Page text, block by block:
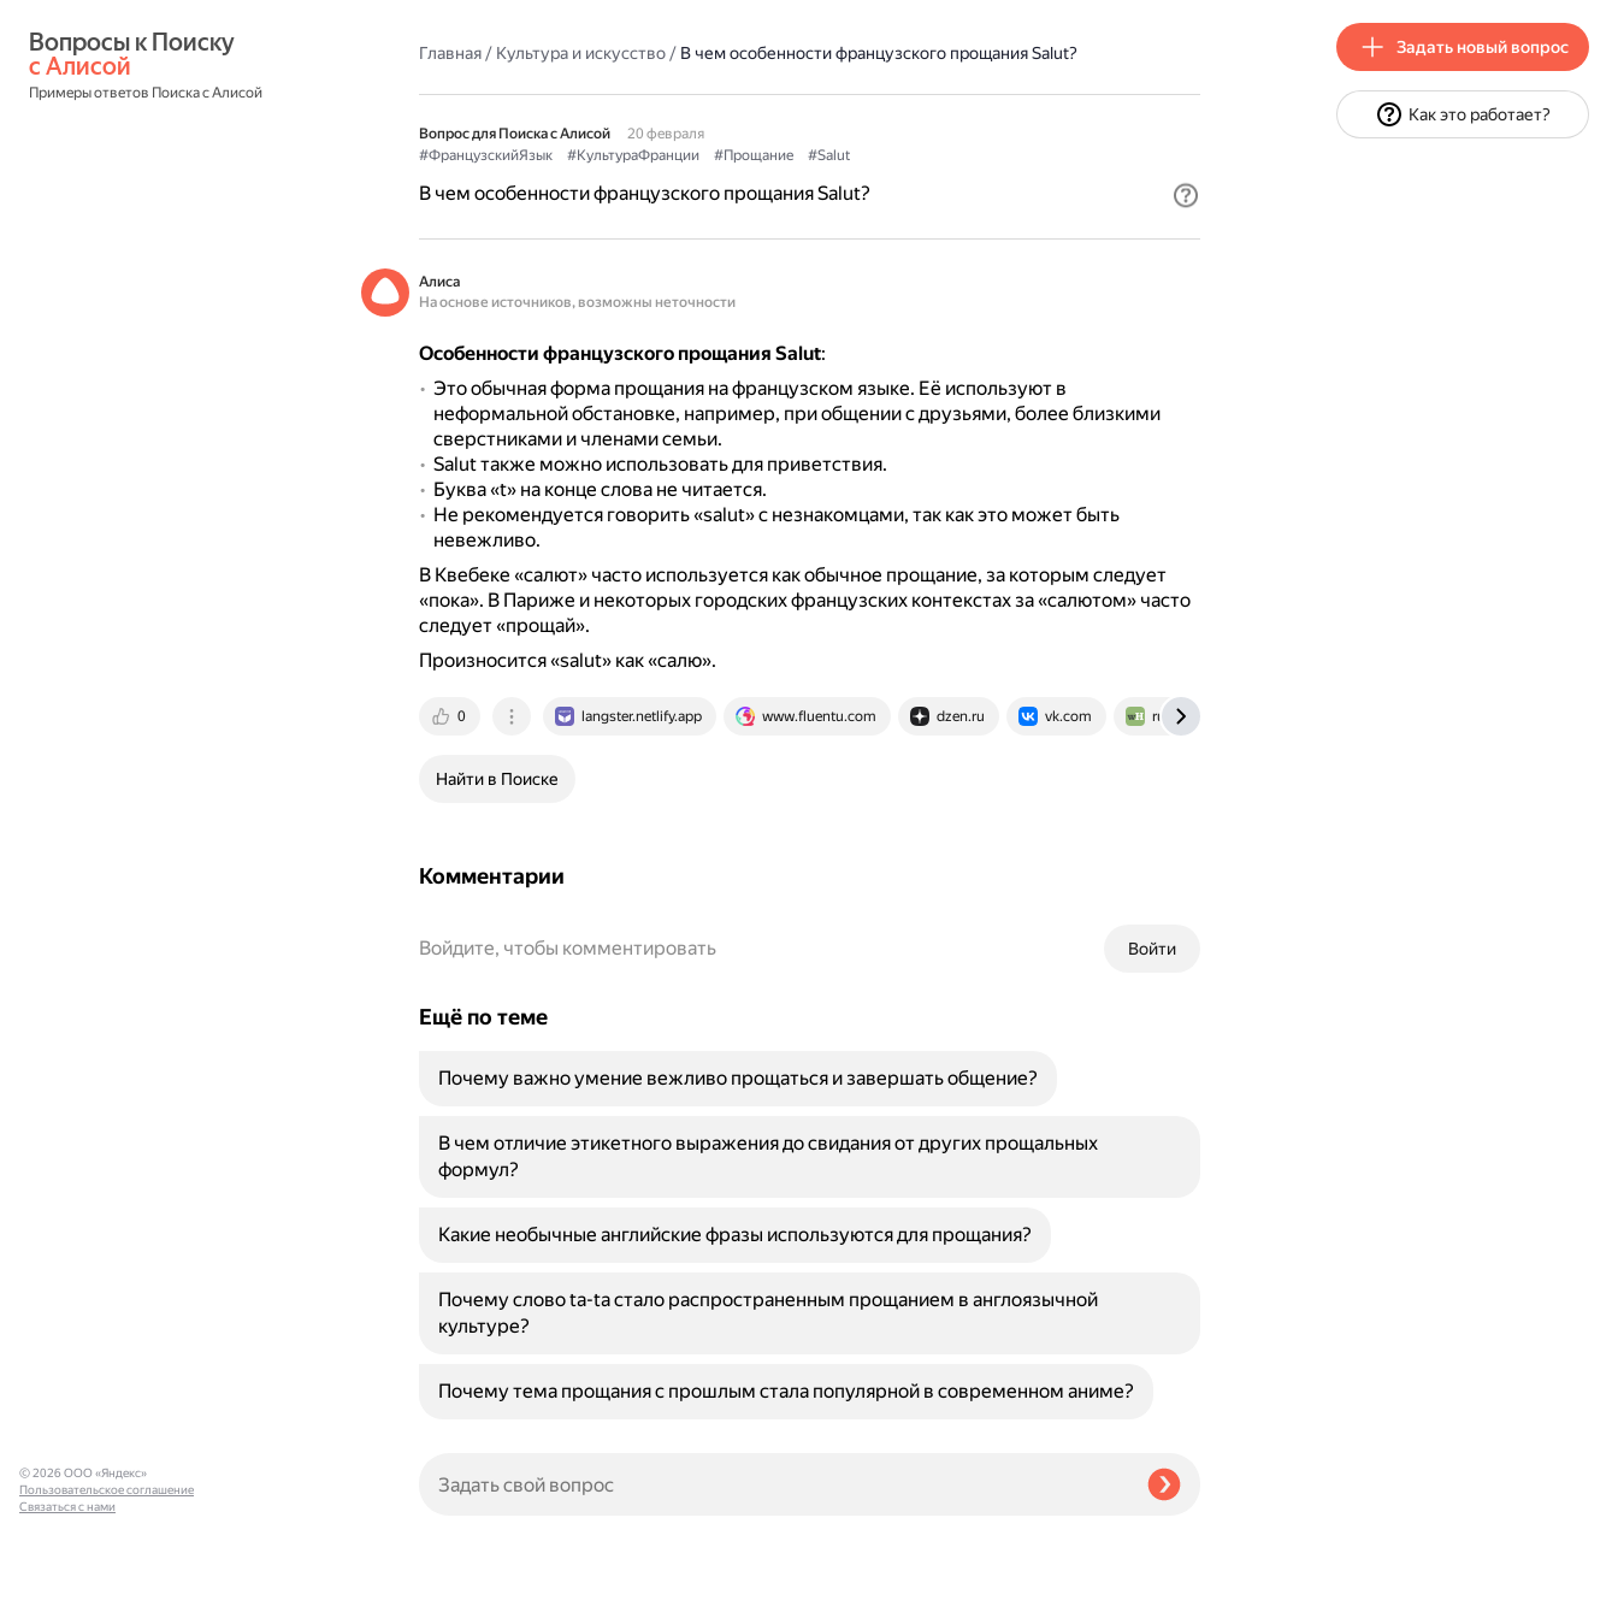
с Алисой
Примеры ответов Поиска с Алисой
Главная/ Культура и искусство/ В чем особенности французского прощания Salut?
Вопрос для Поиска с Алисой
20 февраля
#ФранцузскийЯзык
#КультураФранции #Прощание #Salut
В чем особенности французского прощания Salut?
Алиса
На основе источников, возможны неточности
Особенности французского прощания Salut:
Это обычная форма прощания на французском языке. Её используют в
неформальной обстановке, например, при общении с друзьями, более близкими
сверстниками и членами семьи.
Salut также можно использовать для приветствия.
Буква «t» на конце слова не читается.
Не рекомендуется говорить «salut» с незнакомцами, так как это может быть
невежливо.
В Квебеке «салют» часто используется как обычное прощание, за которым следует
«пока». В Париже и некоторых городских французских контекстах за «салютом» часто
следует «прощай».
Произносится «salut» как «салю».
0 langster.netlify.app www.fluentu.com dzen.ru vk.com ru.wikihow.com
Найти в Поиске
Комментарии
Войти
Войдите, чтобы комментировать
Ещё по теме
Почему важно умение вежливо прощаться и завершать общение?
В чем отличие этикетного выражения до свидания от других прощальных
формул?
Какие необычные английские фразы используются для прощания?
Почему слово ta-ta стало распространенным прощанием в англоязычной
культуре?
Почему тема прощания с прошлым стала популярной в современном аниме?
© 2026 ООО «Яндекс»
Пользовательское соглашение
Связаться с нами
Задать новый вопрос
Как это работает?